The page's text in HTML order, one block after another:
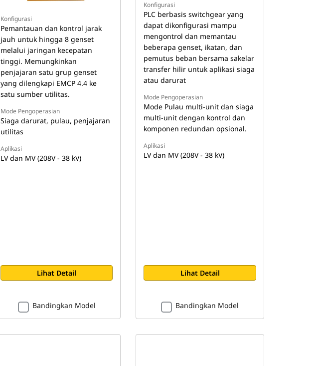
Konfigurasi
Pemantauan dan kontrol jarak
jauh untuk hingga 8 genset
melalui jaringan kecepatan
tinggi. Memungkinkan
penjajaran satu grup genset
yang dilengkapi EMCP 4.4 ke
satu sumber utilitas.
Mode Pengoperasian
Siaga darurat, pulau, penjajaran
utilitas
Aplikasi
LV dan MV (208V - 38 kV)
Lihat Detail
Bandingkan Model
Konfigurasi
PLC berbasis switchgear yang
dapat dikonfigurasi mampu
mengontrol dan memantau
beberapa genset, ikatan, dan
pemutus beban bersama sakelar
transfer hilir untuk aplikasi siaga
atau darurat
Mode Pengoperasian
Mode Pulau multi-unit dan siaga
multi-unit dengan kontrol dan
komponen redundan opsional.
Aplikasi
LV dan MV (208V - 38 kV)
Lihat Detail
Bandingkan Model